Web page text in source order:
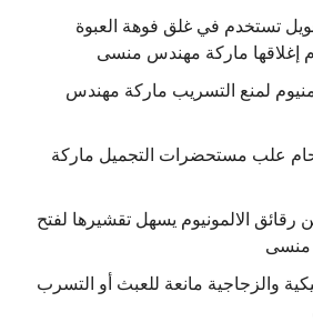
تستخدم في غلق فوهة العبوة
إغلاقها ماركة مهندس منسى
لمنع التسريب ماركة مهندس
علب مستحضرات التجميل ماركة
الالمونيوم يسهل تقشيرها لفتح
والزجاجية مانعة للعبث أو التسرب